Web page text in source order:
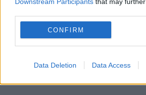
CONFIRM
Data Deletion Data Access
SOCIAL
Lovitură majoră în
Europol a destructurat o